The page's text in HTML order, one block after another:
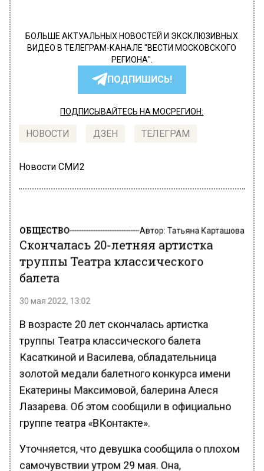
БОЛЬШЕ АКТУАЛЬНЫХ НОВОСТЕЙ И ЭКСКЛЮЗИВНЫХ
ВИДЕО В ТЕЛЕГРАМ-КАНАЛЕ "ВЕСТИ МОСКОВСКОГО
РЕГИОНА".
ПОДПИШИСЬ!
ПОДПИСЫВАЙТЕСЬ НА МОСРЕГИОН:
НОВОСТИ ДЗЕН ТЕЛЕГРАМ
Новости СМИ2
ОБЩЕСТВО Автор: Татьяна Карташова
Скончалась 20-летняя артистка
труппы Театра классического
балета
30 мая 2022, 13:02
В возрасте 20 лет скончалась артистка
труппы Театра классического балета
Касаткиной и Василева, обладательница
золотой медали балетного конкурса имени
Екатерины Максимовой, балерина Алеся
Лазарева. Об этом сообщили в официально
группе театра «ВКонтакте».
Уточняется, что девушка сообщила о плохом
самочувствии утром 29 мая. Она,